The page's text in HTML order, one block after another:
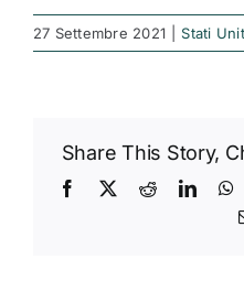
27 Settembre 2021 Stati
Share This Story,
Facebook
X Reddit